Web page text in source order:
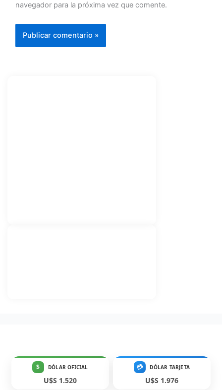
navegador para la próxima vez que comente.
$ DÓLAR OFICIAL
U$S 1.520
💳 DÓLAR TARJETA
U$S 1.976